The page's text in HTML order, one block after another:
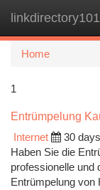
linkdirectory101
Home
1
Entrümpelung
Internet
30
Haben Sie die
professionelle und
Entrümpelung von